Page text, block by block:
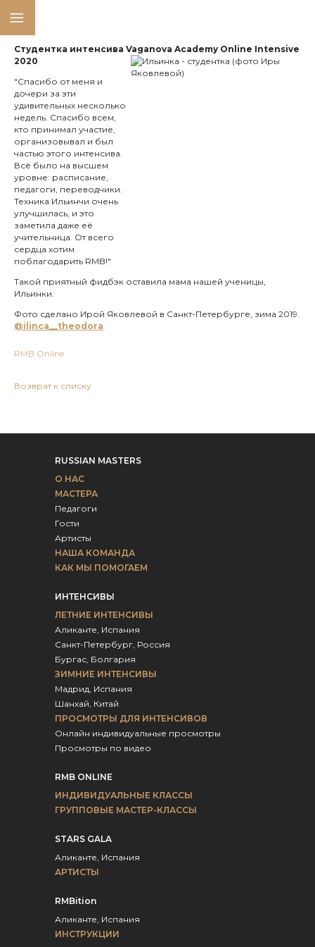
Студентка интенсива Vaganova Academy Online Intensive
2020
"Спасибо от меня и
дочери за эти
удивительных несколько
недель. Спасибо всем,
кто принимал участие,
организовывал и был
частью этого интенсива.
Всё было на высшем
уровне: расписание,
педагоги, переводчики.
Техника Ильинчи очень
улучшилась, и это
заметила даже её
учительница. От всего
сердца хотим
поблагодарить RMB!"
Такой приятный фидбэк оставила мама нашей ученицы,
Ильинки.
Фото сделано Ирой Яковлевой в Санкт-Петербурге, зима 2019.
@ilinca__theodora.
RMB Online
Возврат к списку
RUSSIAN MASTERS
О НАС
МАСТЕРА
Педагоги
Гости
Артисты
НАША КОМАНДА
КАК МЫ ПОМОГАЕМ
ИНТЕНСИВЫ
ЛЕТНИЕ ИНТЕНСИВЫ
Аликанте, Испания
Санкт-Петербург, Россия
Бургас, Болгария
ЗИМНИЕ ИНТЕНСИВЫ
Мадрид, Испания
Шанхай, Китай
ПРОСМОТРЫ ДЛЯ ИНТЕНСИВОВ
Онлайн индивидуальные просмотры
Просмотры по видео
RMB ONLINE
ИНДИВИДУАЛЬНЫЕ КЛАССЫ
ГРУППОВЫЕ МАСТЕР-КЛАССЫ
STARS GALA
Аликанте, Испания
АРТИСТЫ
RMBition
Аликанте, Испания
ИНСТРУКЦИИ